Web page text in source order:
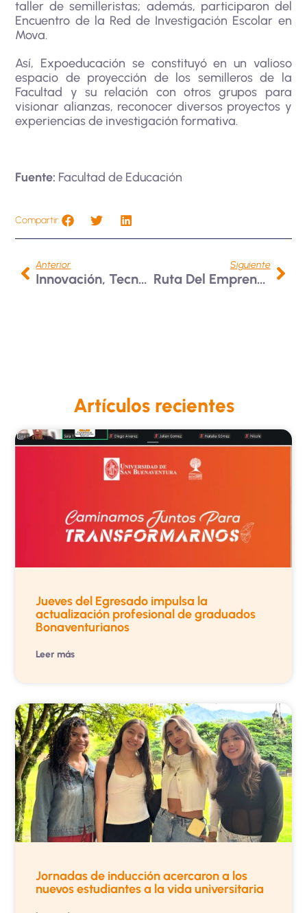
taller de semilleristas; además, participaron del
Encuentro de la Red de Investigación Escolar en
Mova.
Así, Expoeducación se constituyó en un valioso
espacio de proyección de los semilleros de la
Facultad y su relación con otros grupos para
visionar alianzas, reconocer diversos proyectos y
experiencias de investigación formativa.
Fuente: Facultad de Educación
Compartir:
Anterior
Innovación, Tecnologías E Infancia
Siguiente
Ruta Del Emprendimiento Con Créame Incubadora De Empresas: ¡Impulsando El Talento Innovador En La Universidad!
Artículos recientes
Jueves del Egresado impulsa la
actualización profesional de graduados
Bonaventurianos
Leer más
Jornadas de inducción acercaron a los
nuevos estudiantes a la vida universitaria